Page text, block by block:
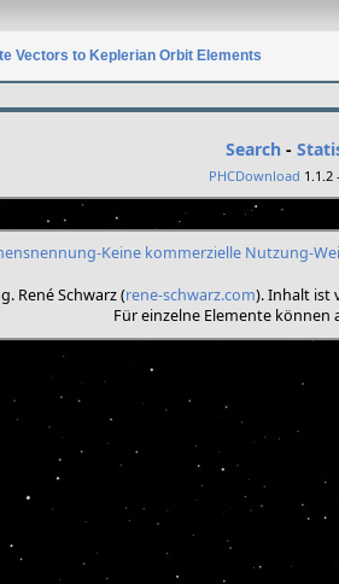
Vectors to Keplerian Orbit Elements
Search -
PHCDownload 1.1.2
René Schwarz (rene-schwarz.com). Inhalt ist
Für einzelne Elemente